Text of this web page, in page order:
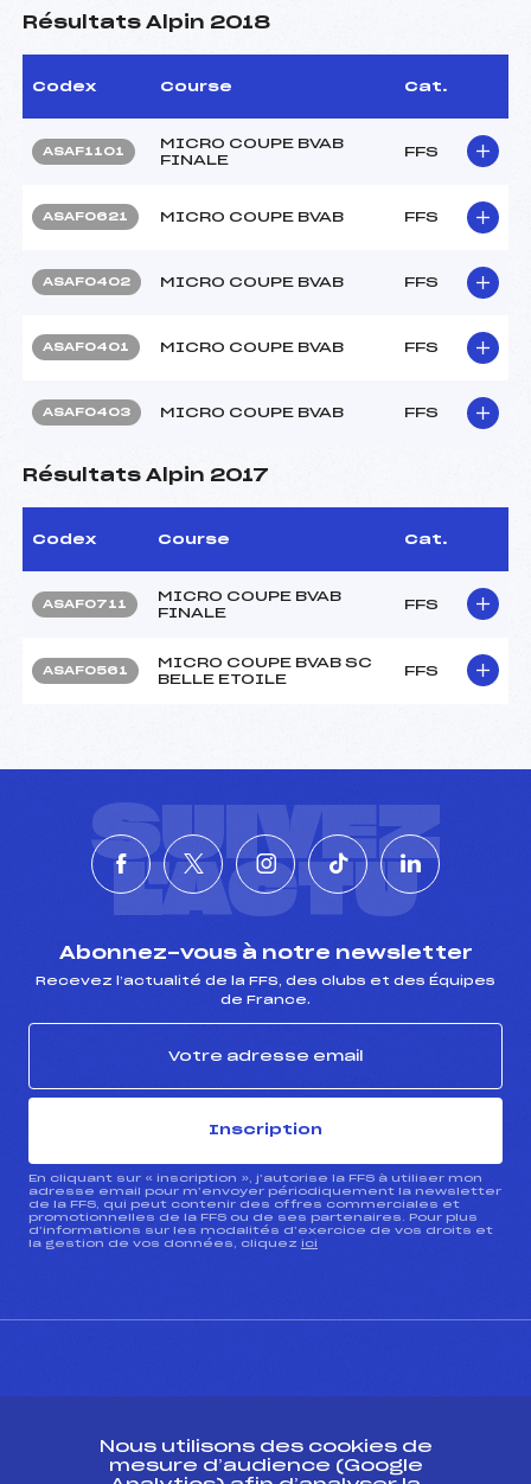
Résultats Alpin 2018
Codex Course Cat.
ASAF1101
MICRO COUPE BVAB
FINALE
FFS
ASAF0621 MICRO COUPE BVAB FFS
ASAF0402 MICRO COUPE BVAB FFS
ASAF0401 MICRO COUPE BVAB FFS
ASAF0403 MICRO COUPE BVAB FFS
Résultats Alpin 2017
Codex Course Cat.
ASAF0711
MICRO COUPE BVAB
FINALE
FFS
ASAF0561
MICRO COUPE BVAB SC
BELLE ETOILE
FFS
SUIVEZ
L'ACTU
Abonnez-vous à notre newsletter
Recevez l’actualité de la FFS, des clubs et des Équipes
de France.
Inscription
En cliquant sur « inscription », j’autorise la FFS à utiliser mon
adresse email pour m’envoyer périodiquement la newsletter
de la FFS, qui peut contenir des offres commerciales et
promotionnelles de la FFS ou de ses partenaires. Pour plus
d’informations sur les modalités d’exercice de vos droits et
la gestion de vos données, cliquez ici
ESPACE PRESSE
Nous utilisons des cookies de
mesure d’audience (Google